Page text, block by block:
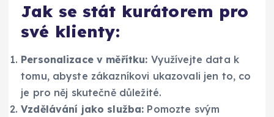
Jak se stát kurátorem pro
své klienty:
Personalizace v měřítku: Využívejte data k
tomu, abyste zákazníkovi ukazovali jen to, co
je pro něj skutečně důležité.
Vzdělávání jako služba: Pomozte svým